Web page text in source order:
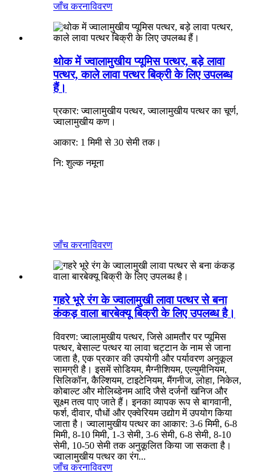
जाँच करनाविवरण
थोक में ज्वालामुखीय प्यूमिस पत्थर, बड़े लावा
पत्थर, काले लावा पत्थर बिक्री के लिए उपलब्ध
हैं।
प्रकार: ज्वालामुखीय पत्थर, ज्वालामुखीय पत्थर का चूर्ण,
ज्वालामुखीय कण।
आकार: 1 मिमी से 30 सेमी तक।
नि: शुल्क नमूना
जाँच करनाविवरण
गहरे भूरे रंग के ज्वालामुखी लावा पत्थर से बना
कंकड़ वाला बारबेक्यू बिक्री के लिए उपलब्ध है।
विवरण: ज्वालामुखीय पत्थर, जिसे आमतौर पर प्यूमिस
पत्थर, बेसाल्ट पत्थर या लावा चट्टान के नाम से जाना
जाता है, एक प्रकार की उपयोगी और पर्यावरण अनुकूल
सामग्री है। इसमें सोडियम, मैग्नीशियम, एल्युमीनियम,
सिलिकॉन, कैल्शियम, टाइटेनियम, मैंगनीज, लोहा, निकेल,
कोबाल्ट और मोलिब्डेनम आदि जैसे दर्जनों खनिज और
सूक्ष्म तत्व पाए जाते हैं। इनका व्यापक रूप से बागवानी,
फर्श, दीवार, पौधों और एक्वेरियम उद्योग में उपयोग किया
जाता है। ज्वालामुखीय पत्थर का आकार: 3-6 मिमी, 6-8
मिमी, 8-10 मिमी, 1-3 सेमी, 3-6 सेमी, 6-8 सेमी, 8-10
सेमी, 10-50 सेमी तक अनुकूलित किया जा सकता है।
ज्वालामुखीय पत्थर का रंग...
जाँच करनाविवरण